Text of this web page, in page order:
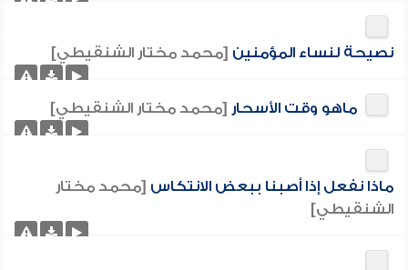
نصيحة لنساء المؤمنين [محمد مختار الشنقيطي]
ماهو وقت الأسحار [محمد مختار الشنقيطي]
ماذا نفعل إذا أصبنا ببعض الانتكاس [محمد مختار
الشنقيطي]